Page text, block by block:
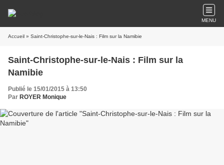
MENU
Accueil » Saint-Christophe-sur-le-Nais : Film sur la Namibie
Saint-Christophe-sur-le-Nais : Film sur la
Namibie
Publié le 15/01/2015 à 13:50
Par ROYER Monique